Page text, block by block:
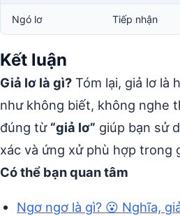
Ngó lơ Tiếp nhận
Kết luận
Giả lơ là gì? Tóm lại, giả lơ là
như không biết, không nghe
đúng từ “giả lơ” giúp bạn sử
xác và ứng xử phù hợp trong
Có thể bạn quan tâm
Ngơ ngơ là gì? 😮 Nghĩa,